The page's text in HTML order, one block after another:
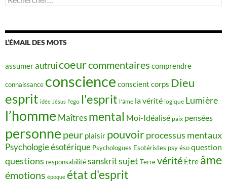
L’ÉMAIL DES MOTS
assumerautruicoeurcommentaires comprendre
connaissance conscience conscient corps Dieu
esprit idée Jésus l'ego l'esprit l'âme la vérité logique Lumière
l’homme Maîtres mental Moi-Idéalisé paix pensées
personne peur plaisir pouvoirprocessus mentaux
Psychologie ésotérique Psychologues Esotéristes psy ésoquestion
questions responsabilitésanskritsujet Terrevérité Être âme
émotions époque état d'esprit